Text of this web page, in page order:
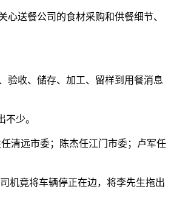
送餐公司的食材采购和供餐细节、
收、储存、加工、留样到用餐消息
少。
清远市委；陈杰任江门市委；卢军任
机竟将车辆停正在边，将李先生拖出